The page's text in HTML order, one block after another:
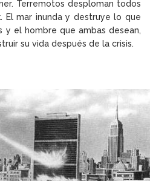
Terremotos desploman todos
El mar inunda y destruye lo que
y el hombre que ambas desean,
su vida después de la crisis.